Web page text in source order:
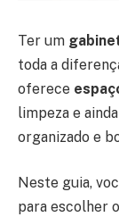
Ter um
toda a
oferece
limpeza e
organizado e
Neste guia,
para escolher